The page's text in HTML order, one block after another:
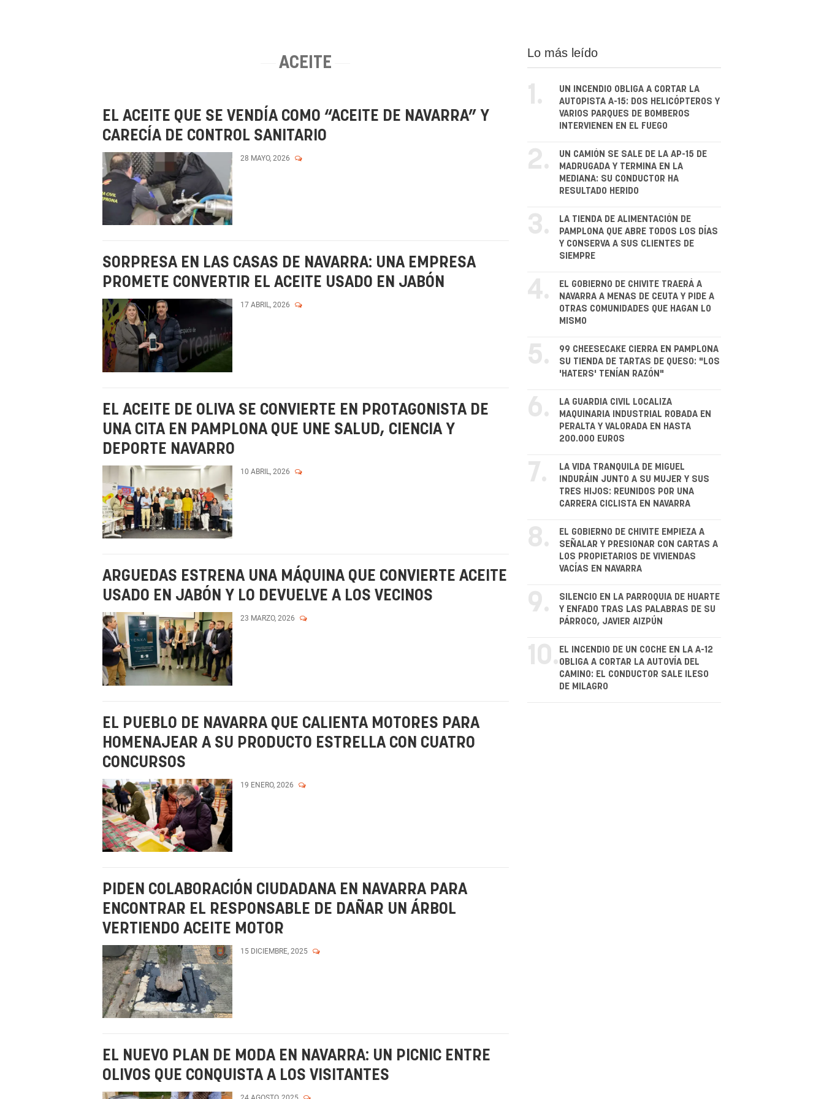
ACEITE
EL ACEITE QUE SE VENDÍA COMO “ACEITE DE NAVARRA” Y
CARECÍA DE CONTROL SANITARIO
28 MAYO, 2026
SORPRESA EN LAS CASAS DE NAVARRA: UNA EMPRESA
PROMETE CONVERTIR EL ACEITE USADO EN JABÓN
17 ABRIL, 2026
EL ACEITE DE OLIVA SE CONVIERTE EN PROTAGONISTA DE
UNA CITA EN PAMPLONA QUE UNE SALUD, CIENCIA Y
DEPORTE NAVARRO
10 ABRIL, 2026
ARGUEDAS ESTRENA UNA MÁQUINA QUE CONVIERTE ACEITE
USADO EN JABÓN Y LO DEVUELVE A LOS VECINOS
23 MARZO, 2026
EL PUEBLO DE NAVARRA QUE CALIENTA MOTORES PARA
HOMENAJEAR A SU PRODUCTO ESTRELLA CON CUATRO
CONCURSOS
19 ENERO, 2026
PIDEN COLABORACIÓN CIUDADANA EN NAVARRA PARA
ENCONTRAR EL RESPONSABLE DE DAÑAR UN ÁRBOL
VERTIENDO ACEITE MOTOR
15 DICIEMBRE, 2025
EL NUEVO PLAN DE MODA EN NAVARRA: UN PICNIC ENTRE
OLIVOS QUE CONQUISTA A LOS VISITANTES
Lo más leído
1.
UN INCENDIO OBLIGA A CORTAR LA
AUTOPISTA A-15: DOS HELICÓPTEROS Y
VARIOS PARQUES DE BOMBEROS
INTERVIENEN EN EL FUEGO
2.
UN CAMIÓN SE SALE DE LA AP-15 DE
MADRUGADA Y TERMINA EN LA
MEDIANA: SU CONDUCTOR HA
RESULTADO HERIDO
3.
LA TIENDA DE ALIMENTACIÓN DE
PAMPLONA QUE ABRE TODOS LOS DÍAS
Y CONSERVA A SUS CLIENTES DE
SIEMPRE
4.
EL GOBIERNO DE CHIVITE TRAERÁ A
NAVARRA A MENAS DE CEUTA Y PIDE A
OTRAS COMUNIDADES QUE HAGAN LO
MISMO
5.
99 CHEESECAKE CIERRA EN PAMPLONA
SU TIENDA DE TARTAS DE QUESO: "LOS
'HATERS' TENÍAN RAZÓN"
6.
LA GUARDIA CIVIL LOCALIZA
MAQUINARIA INDUSTRIAL ROBADA EN
PERALTA Y VALORADA EN HASTA
200.000 EUROS
7.
LA VIDA TRANQUILA DE MIGUEL
INDURÁIN JUNTO A SU MUJER Y SUS
TRES HIJOS: REUNIDOS POR UNA
CARRERA CICLISTA EN NAVARRA
8.
EL GOBIERNO DE CHIVITE EMPIEZA A
SEÑALAR Y PRESIONAR CON CARTAS A
LOS PROPIETARIOS DE VIVIENDAS
VACÍAS EN NAVARRA
9.
SILENCIO EN LA PARROQUIA DE HUARTE
Y ENFADO TRAS LAS PALABRAS DE SU
PÁRROCO, JAVIER AIZPÚN
10. EL INCENDIO DE UN COCHE EN LA A-12
OBLIGA A CORTAR LA AUTOVÍA DEL
CAMINO: EL CONDUCTOR SALE ILESO
DE MILAGRO